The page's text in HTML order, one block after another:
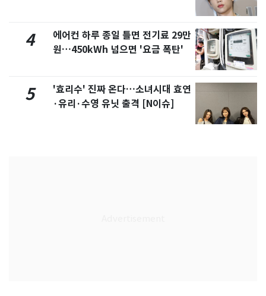
4
에어컨 하루 종일 틀면 전기료 29만
원…450kWh 넘으면 '요금 폭탄'
5
'효리수' 진짜 온다…소녀시대 효연
·유리·수영 유닛 출격 [N이슈]